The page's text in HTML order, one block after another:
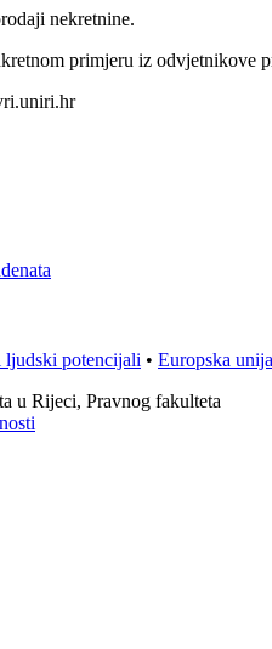
nekretnine.
primjeru iz odvjetnikove
potencijali • Europska unija
u Rijeci, Pravnog fakulteta